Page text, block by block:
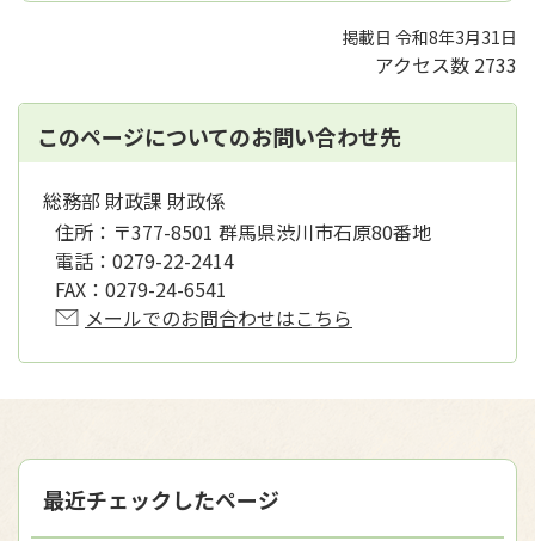
掲載日 令和8年3月31日
アクセス数 2733
このページについてのお問い合わせ先
総務部 財政課 財政係
住所： 〒377-8501 群馬県渋川市石原80番地
電話： 0279-22-2414
FAX： 0279-24-6541
メールでのお問合わせはこちら
最近チェックしたページ